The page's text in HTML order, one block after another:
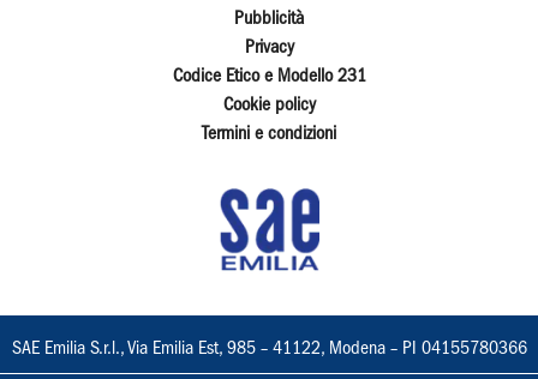
Pubblicità
Privacy
Codice Etico e Modello 231
Cookie policy
Termini e condizioni
SAE Emilia S.r.l., Via Emilia Est, 985 – 41122, Modena – PI 04155780366